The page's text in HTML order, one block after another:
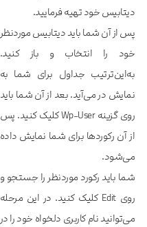
دیتابیس خود تهیه فرمایید.
پس از آن شما باید دیتابیس موردنظر
خود را انتخاب و باز کنید.
به‌این‌ترتیب جداول برای شما به
نمایش در می‌آید. بعد از آن شما باید
روی گزینه Wp-User کلیک کنید. پس
از آن رکوردها برای شما نمایش داده
می‌شود.
شما باید رکورد موردنظر را جستجو و
روی Edit کلیک کنید. در این مرحله
می‌توانید نام کاربری دلخواه خود را در